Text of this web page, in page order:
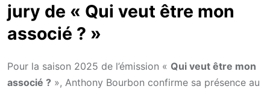
jury de « Qui veut être mon
associé ? »
Pour la saison 2025 de l’émission « Qui veut être mon
associé ? », Anthony Bourbon confirme sa présence au